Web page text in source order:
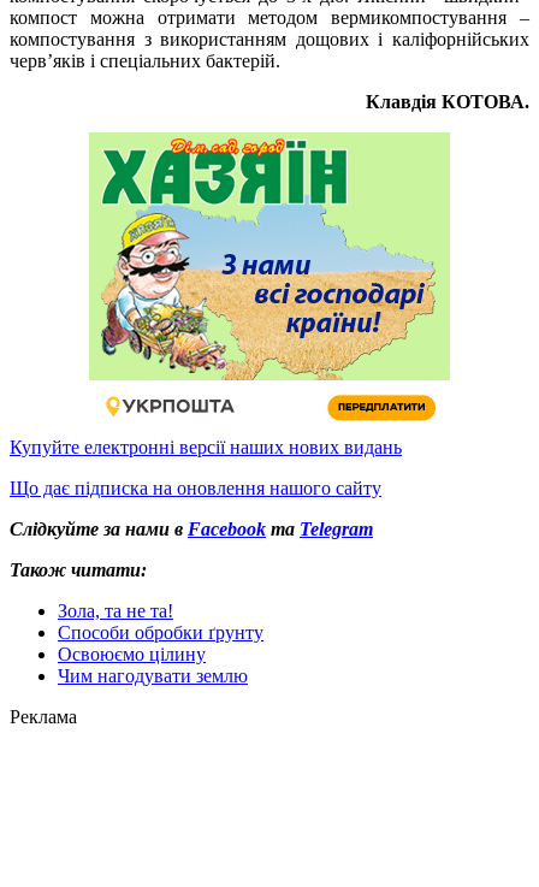
компост можна отримати методом вермикомпостування –
компостування з використанням дощових і каліфорнійських
черв’яків і спеціальних бактерій.
Клавдія КОТОВА.
Купуйте електронні версії наших нових видань
Що дає підписка на оновлення нашого сайту
Слідкуйте за нами в Facebook та Telegram
Також читати:
Зола, та не та!
Способи обробки ґрунту
Освоюємо цілину
Чим нагодувати землю
Реклама